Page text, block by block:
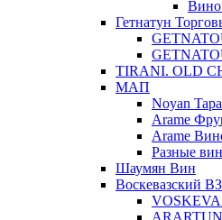
Вино
Гетнатун
TIRANI. OLD
МАП
Noyan
Arame
Arame
Разные
Шаумян Вин
Воскевазский ВЗ